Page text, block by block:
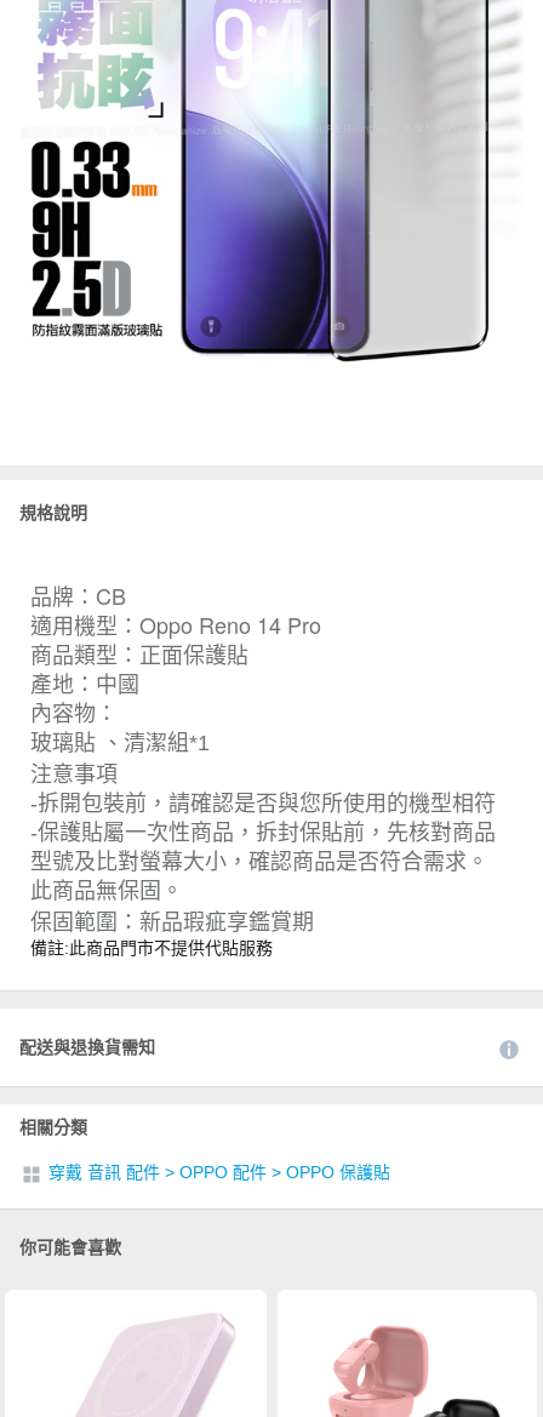
規格說明
品牌：CB
適用機型：Oppo Reno 14 Pro
商品類型：正面保護貼
產地：中國
內容物：
玻璃貼 、清潔組*1
注意事項
-拆開包裝前，請確認是否與您所使用的機型相符
-保護貼屬一次性商品，拆封保貼前，先核對商品
型號及比對螢幕大小，確認商品是否符合需求。
此商品無保固。
保固範圍：新品瑕疵享鑑賞期
備註:此商品門市不提供代貼服務
配送與退換貨需知
相關分類
穿戴 音訊 配件 > OPPO 配件 > OPPO 保護貼
你可能會喜歡